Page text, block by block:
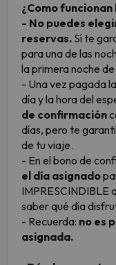
¿Como
- No puedes
reservas. Sí te
para una de las
la primera noche
- Una vez pagada
día y la hora del
de confirmación
días, pero te
de tu viaje.
- En el bono de
el día asignado
IMPRESCINDIBLE
saber qué día
- Recuerda: no es
asignada.